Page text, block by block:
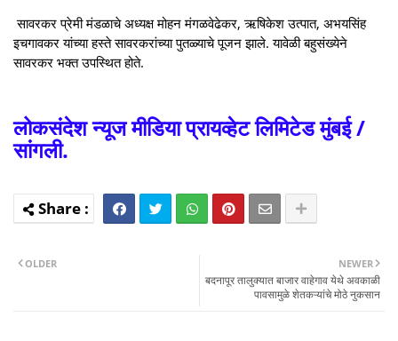
सावरकर प्रेमी मंडळाचे अध्यक्ष मोहन मंगळवेढेकर, ऋषिकेश उत्पात, अभयसिंह
इचगावकर यांच्या हस्ते सावरकरांच्या पुतळ्याचे पूजन झाले. यावेळी बहुसंख्येने
सावरकर भक्त उपस्थित होते.
लोकसंदेश न्यूज मीडिया प्रायव्हेट लिमिटेड मुंबई /
सांगली.
NEWER
बदनापूर तालुक्यात बाजार वाहेगाव येथे अवकाळी
पावसामुळे शेतकऱ्यांचे मोठे नुकसान
OLDER